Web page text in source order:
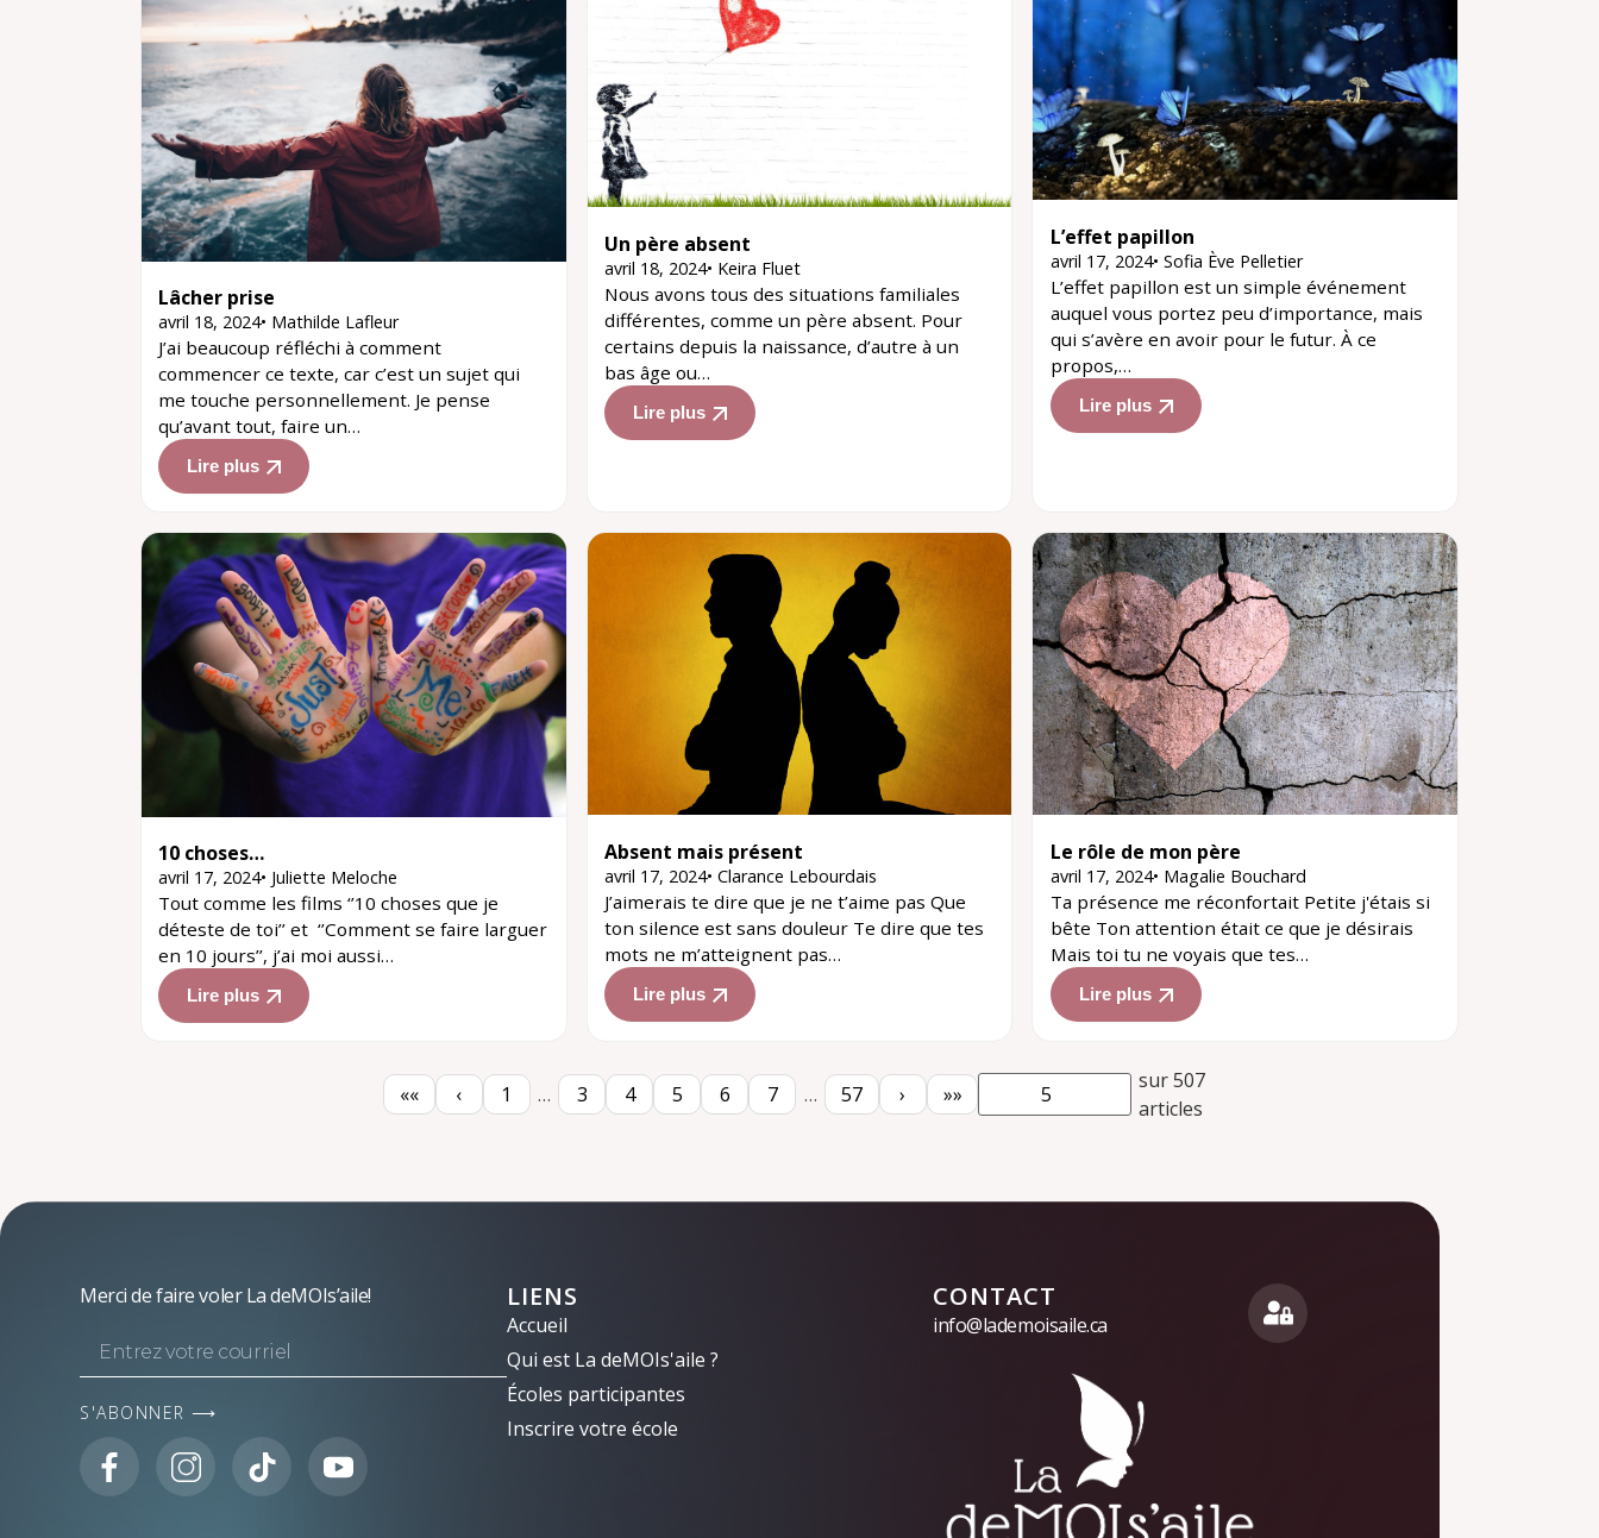
Lâcher prise
avril 18, 2024• Mathilde Lafleur
J’ai beaucoup réfléchi à comment
commencer ce texte, car c’est un sujet qui
me touche personnellement. Je pense
qu’avant tout, faire un…
Lire plus
Un père absent
avril 18, 2024• Keira Fluet
Nous avons tous des situations familiales
différentes, comme un père absent. Pour
certains depuis la naissance, d’autre à un
bas âge ou…
Lire plus
L’effet papillon
avril 17, 2024• Sofia Ève Pelletier
L’effet papillon est un simple événement
auquel vous portez peu d’importance, mais
qui s’avère en avoir pour le futur. À ce
propos,…
Lire plus
10 choses…
avril 17, 2024• Juliette Meloche
Tout comme les films ‘’10 choses que je
déteste de toi’’ et ‘’Comment se faire larguer
en 10 jours’’, j’ai moi aussi…
Lire plus
Absent mais présent
avril 17, 2024•Clarance Lebourdais
J’aimerais te dire que je ne t’aime pas Que
ton silence est sans douleur Te dire que tes
mots ne m’atteignent pas…
Lire plus
Le rôle de mon père
avril 17, 2024• Magalie Bouchard
Ta présence me réconfortait Petite j'étais si
bête Ton attention était ce que je désirais
Mais toi tu ne voyais que tes…
Lire plus
«« ‹ 1 … 3 4 5 6 7 … 57 › »»
sur 507
articles
Merci de faire voler La deMOIs’aile!
S'ABONNER ⟶
LIENS
Accueil
Qui est La deMOIs'aile ?
Écoles participantes
Inscrire votre école
CONTACT
info@lademoisaile.ca